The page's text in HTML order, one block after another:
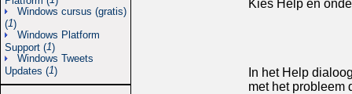
Windows cursus (gratis)
(1)
Windows Platform
Support (1)
Windows Tweets
Updates (1)
Kies Help en
In het Help
met het probleem